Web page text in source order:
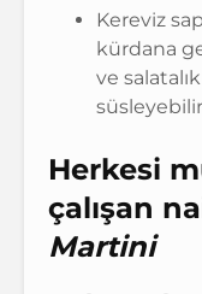
Kereviz
kürdana
ve
Herkesi
çalışan
Martini